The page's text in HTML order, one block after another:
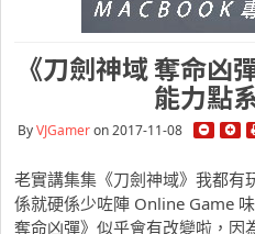
《刀劍神域 奪命凶
能力點
ByVJGameron 2017-11-08
老實講集集《刀劍神域》我都有
係就硬係少咗陣 Online Game
奪命凶彈》似乎會有改變啦，因